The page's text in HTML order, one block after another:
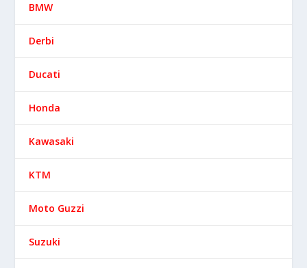
BMW
Derbi
Ducati
Honda
Kawasaki
KTM
Moto Guzzi
Suzuki